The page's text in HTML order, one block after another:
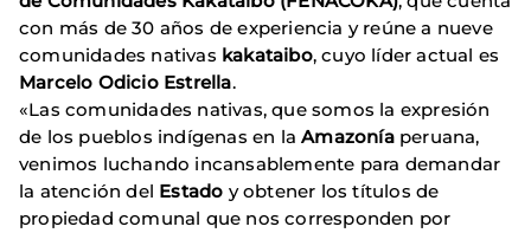
con más de 30 años de experiencia y reúne a nueve
comunidades nativas kakataibo, cuyo líder actual es
Marcelo Odicio Estrella.
«Las comunidades nativas, que somos la expresión
de los pueblos indígenas en laAmazonía peruana,
venimos luchando incansablemente para demandar
la atención del Estado y obtener los títulos de
propiedad comunal que nos corresponden por